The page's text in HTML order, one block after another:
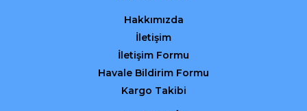
Gönder
Hakkımızda
İletişim
İletişim Formu
Havale Bildirim Formu
Kargo Takibi